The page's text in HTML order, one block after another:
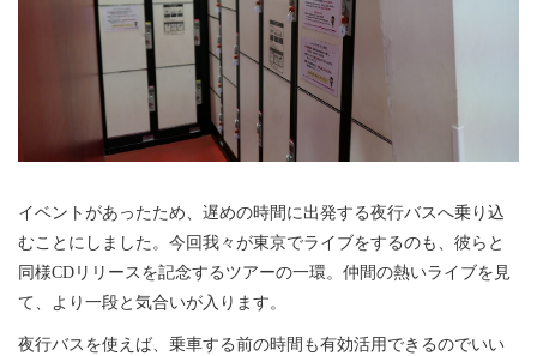
イベントがあったため、遅めの時間に出発する夜行バスへ乗り込
むことにしました。今回我々が東京でライブをするのも、彼らと
同様CDリリースを記念するツアーの一環。仲間の熱いライブを見
て、より一段と気合いが入ります。
夜行バスを使えば、乗車する前の時間も有効活用できるのでいい